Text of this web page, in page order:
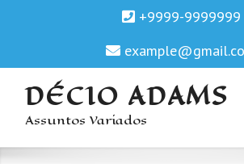
+9999-9999999
DÉCIO ADAMS
Assuntos Variados